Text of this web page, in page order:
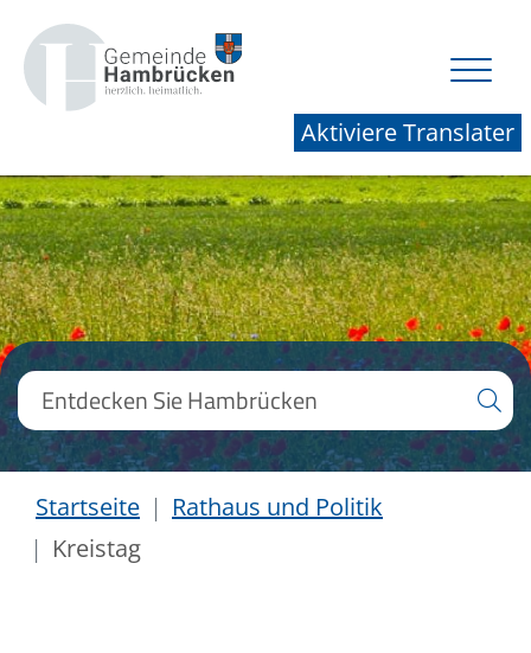
Aktiviere Translater
Startseite
Rathaus und Politik
Kreistag